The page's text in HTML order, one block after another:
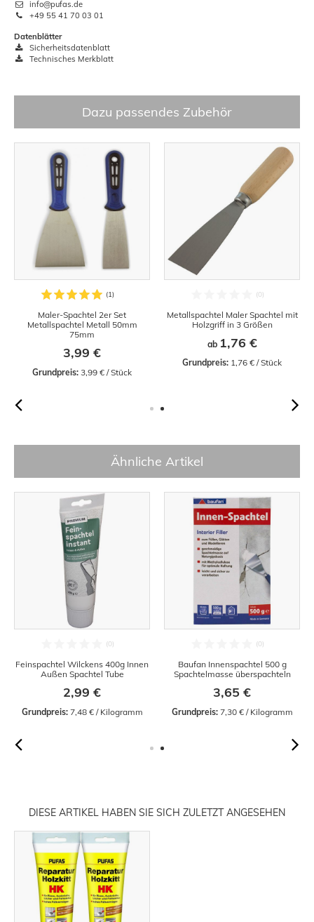
info@pufas.de
+49 55 41 70 03 01
Datenblätter
Sicherheitsdatenblatt
Technisches Merkblatt
Dazu passendes Zubehör
Maler-Spachtel 2er Set
Metallspachtel Metall 50mm
75mm
3,99 €
Grundpreis: 3,99 € / Stück
Metallspachtel Maler Spachtel mit
Holzgriff in 3 Größen
ab 1,76 €
Grundpreis: 1,76 € / Stück
Ähnliche Artikel
Feinspachtel Wilckens 400g Innen
Außen Spachtel Tube
2,99 €
Grundpreis: 7,48 € / Kilogramm
Baufan Innenspachtel 500 g
Spachtelmasse überspachteln
3,65 €
Grundpreis: 7,30 € / Kilogramm
DIESE ARTIKEL HABEN SIE SICH ZULETZT ANGESEHEN